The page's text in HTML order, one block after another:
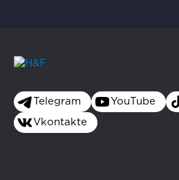
Telegram YouTube
Vkontakte